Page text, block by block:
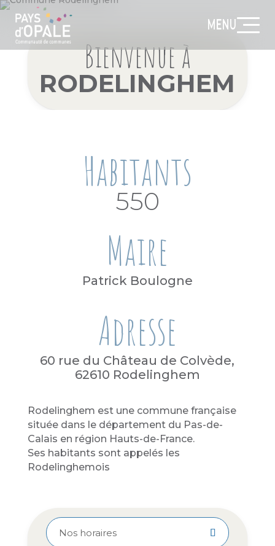
MENU
Bienvenue à
RODELINGHEM
Habitants
550
Maire
Patrick Boulogne
Adresse
60 rue du Château de Colvède,
62610 Rodelinghem
Rodelinghem est une commune française
située dans le département du Pas-de-
Calais en région Hauts-de-France.
Ses habitants sont appelés les
Rodelinghemois
Nos horaires